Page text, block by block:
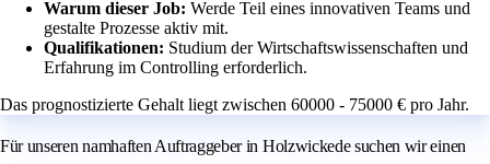
Warum dieser Job: Werde Teil eines innovativen Teams und
gestalte Prozesse aktiv mit.
Qualifikationen: Studium der Wirtschaftswissenschaften und
Erfahrung im Controlling erforderlich.
Das prognostizierte Gehalt liegt zwischen 60000 - 75000 € pro Jahr.
Für unseren namhaften Auftraggeber in Holzwickede suchen wir einen